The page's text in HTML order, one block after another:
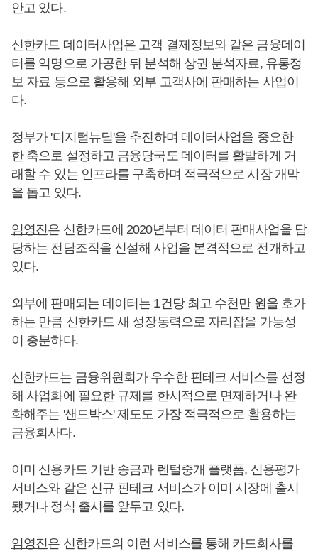
안고 있다.
신한카드 데이터사업은 고객 결제정보와 같은 금융데이
터를 익명으로 가공한 뒤 분석해 상권 분석자료, 유통정
보 자료 등으로 활용해 외부 고객사에 판매하는 사업이
다.
정부가 '디지털뉴딜'을 추진하며 데이터사업을 중요한
한 축으로 설정하고 금융당국도 데이터를 활발하게 거
래할 수 있는 인프라를 구축하며 적극적으로 시장 개막
을 돕고 있다.
임영진은 신한카드에 2020년부터 데이터 판매사업을 담
당하는 전담조직을 신설해 사업을 본격적으로 전개하고
있다.
외부에 판매되는 데이터는 1건당 최고 수천만 원을 호가
하는 만큼 신한카드 새 성장동력으로 자리잡을 가능성
이 충분하다.
신한카드는 금융위원회가 우수한 핀테크 서비스를 선정
해 사업화에 필요한 규제를 한시적으로 면제하거나 완
화해주는 '샌드박스' 제도도 가장 적극적으로 활용하는
금융회사다.
이미 신용카드 기반 송금과 렌털중개 플랫폼, 신용평가
서비스와 같은 신규 핀테크 서비스가 이미 시장에 출시
됐거나 정식 출시를 앞두고 있다.
임영진은 신한카드의 이런 서비스를 통해 카드회사를